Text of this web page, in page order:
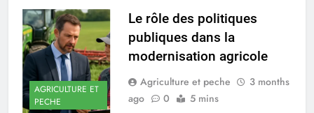
AGRICULTURE ET
PECHE
Le rôle des politiques
publiques dans la
modernisation agricole
Agriculture et peche
3 months
ago
0 5 mins